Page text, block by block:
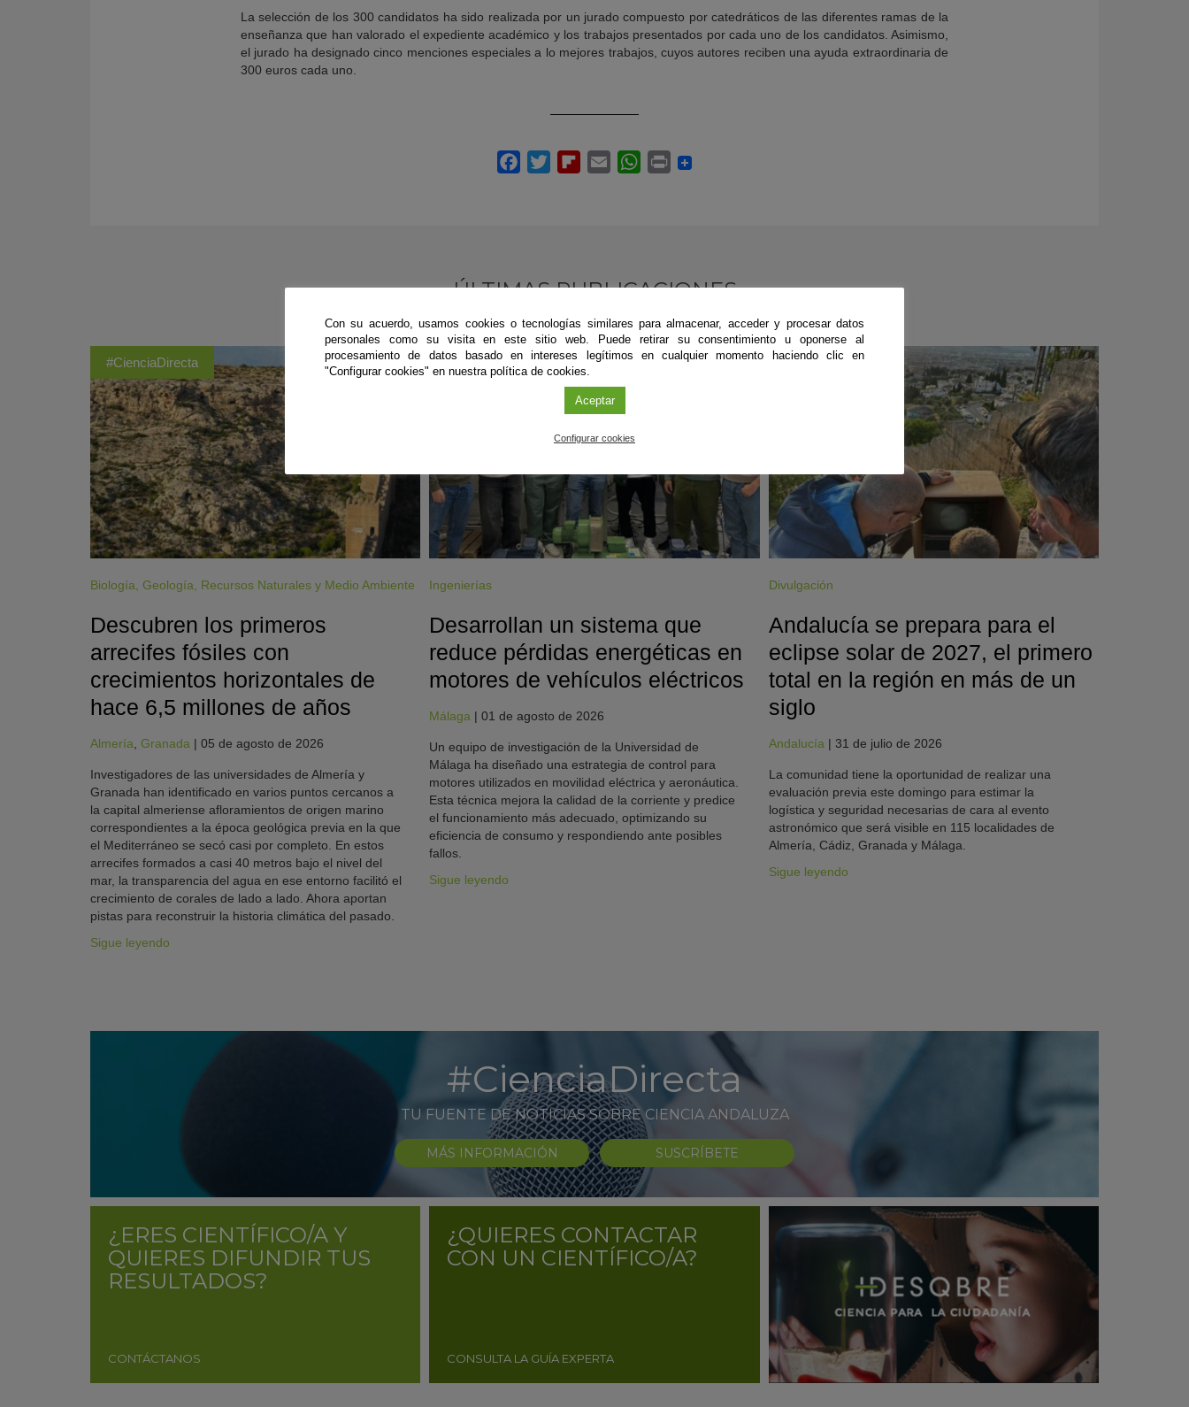
La selección de los 300 candidatos ha sido realizada por un jurado compuesto por catedráticos de las diferentes ramas de la
enseñanza que han valorado el expediente académico y los trabajos presentados por cada uno de los candidatos. Asimismo,
el jurado ha designado cinco menciones especiales a lo mejores trabajos, cuyos autores reciben una ayuda extraordinaria de
300 euros cada uno.
ÚLTIMAS PUBLICACIONES
#CienciaDirecta
Biología Geología Recursos Naturales y Medio Ambiente
Descubren los primeros
arrecifes fósiles con
crecimientos horizontales de
hace 6,5 millones de años
Almería Granada | 05 de agosto de 2026
Investigadores de las universidades de Almería y
Granada han identificado en varios puntos cercanos a
la capital almeriense afloramientos de origen marino
correspondientes a la época geológica previa en la que
el Mediterráneo se secó casi por completo. En estos
arrecifes formados a casi 40 metros bajo el nivel del
mar, la transparencia del agua en ese entorno facilitó el
crecimiento de corales de lado a lado. Ahora aportan
pistas para reconstruir la historia climática del pasado.
Sigue leyendo
#CienciaDirecta
Ingenierías
Desarrollan un sistema que
reduce pérdidas energéticas en
motores de vehículos eléctricos
Málaga |01 de agosto de 2026
Un equipo de investigación de la Universidad de
Málaga ha diseñado una estrategia de control para
motores utilizados en movilidad eléctrica y aeronáutica.
Esta técnica mejora la calidad de la corriente y predice
el funcionamiento más adecuado, optimizando su
eficiencia de consumo y respondiendo ante posibles
fallos.
Sigue leyendo
#CienciaDirecta
Divulgación
Andalucía se prepara para el
eclipse solar de 2027, el primero
total en la región en más de un
siglo
Andalucía | 31 de julio de 2026
La comunidad tiene la oportunidad de realizar una
evaluación previa este domingo para estimar la
logística y seguridad necesarias de cara al evento
astronómico que será visible en 115 localidades de
Almería, Cádiz, Granada y Málaga.
Sigue leyendo
#CienciaDirecta
TU FUENTE DE NOTICIAS SOBRE CIENCIA ANDALUZA
MÁS INFORMACIÓN SUSCRÍBETE
¿ERES CIENTÍFICO/A Y
QUIERES DIFUNDIR TUS
RESULTADOS?
CONTÁCTANOS
¿QUIERES CONTACTAR
CON UN CIENTÍFICO/A?
CONSULTA LA GUÍA EXPERTA
Con su acuerdo, usamos cookies o tecnologías similares para almacenar, acceder y procesar datos
personales como su visita en este sitio web. Puede retirar su consentimiento u oponerse al
procesamiento de datos basado en intereses legítimos en cualquier momento haciendo clic en
"Configurar cookies" en nuestra política de cookies.
Aceptar
Configurar cookies